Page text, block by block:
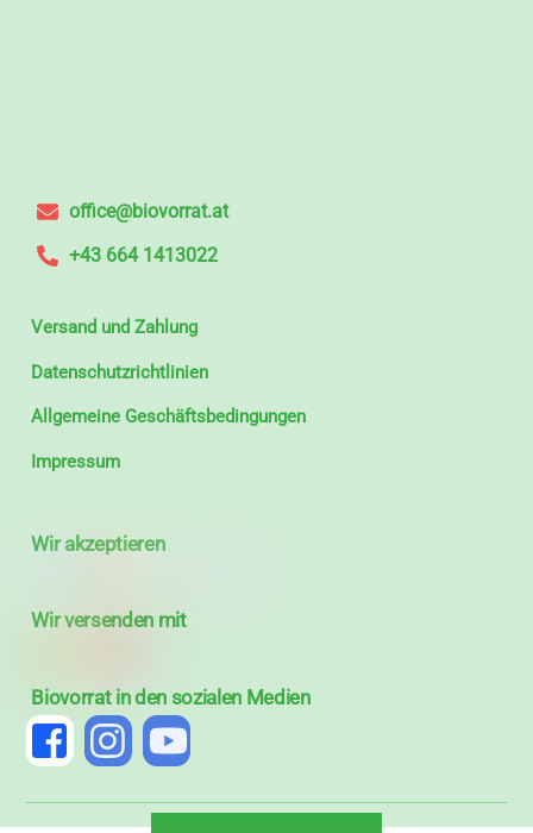
office@biovorrat.at
+43 664 1413022
Versand und Zahlung
Datenschutzrichtlinien
Allgemeine Geschäftsbedingungen
Impressum
Wir akzeptieren
Wir versenden mit
Biovorrat in den sozialen Medien